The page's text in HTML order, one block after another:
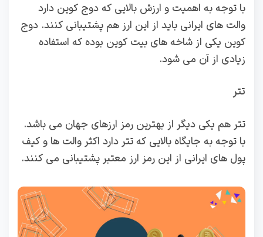
با توجه به اهمیت و ارزش بالایی که دوج کوین دارد
والت های ایرانی باید از این ارز هم پشتیبانی کنند. دوج
کوین یکی از شاخه های بیت کوین بوده که استفاده
زیادی از آن می شود.
تتر
تتر هم یکی دیگر از بهترین رمز ارزهای جهان می باشد.
با توجه به جایگاه بالایی که تتر دارد اکثر والت ها و کیف
پول های ایرانی از این رمز ارز معتبر پشتیبانی می کنند.